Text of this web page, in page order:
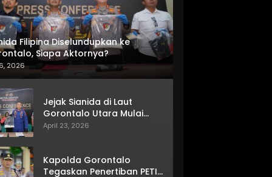
Filipina Diselundupkan ke
Siapa Aktornya?
2026
Jejak Sianida di Laut
Gorontalo Utara Mulai
Terkuak
April 23, 2026
Kapolda Gorontalo
Tegaskan Penertiban PETI